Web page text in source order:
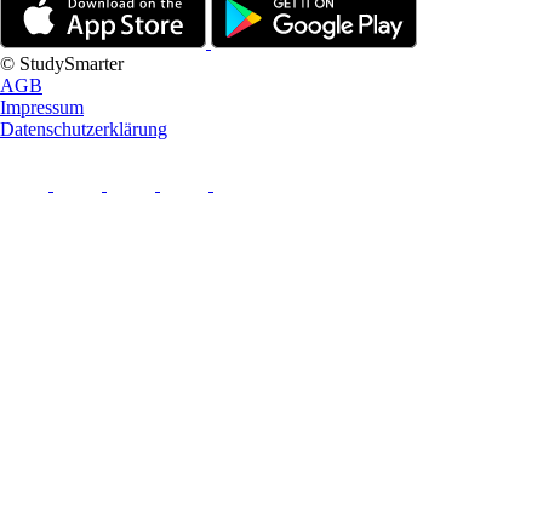
© StudySmarter
AGB
Impressum
Datenschutzerklärung